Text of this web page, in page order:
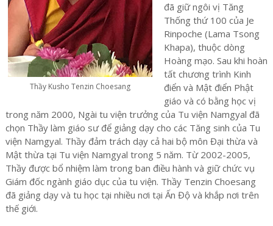
Thầy Kusho Tenzin Choesang
đã giữ ngôi vị Tăng
Thống thứ 100 của Je
Rinpoche (Lama Tsong
Khapa), thuộc dòng
Hoàng mạo. Sau khi hoàn
tất chương trình Kinh
điển và Mật điển Phật
giáo và có bằng học vị
trong năm 2000, Ngài tu viện trưởng của Tu viện Namgyal đã
chọn Thầy làm giáo sư để giảng dạy cho các Tăng sinh của Tu
viện Namgyal. Thầy đảm trách dạy cả hai bộ môn Đại thừa và
Mật thừa tại Tu viện Namgyal trong 5 năm. Từ 2002-2005,
Thầy được bổ nhiệm làm trong ban điều hành và giữ chức vụ
Giám đốc ngành giáo dục của tu viện. Thầy Tenzin Choesang
đã giảng dạy và tu học tại nhiều nơi tại Ấn Độ và khắp nơi trên
thế giới.